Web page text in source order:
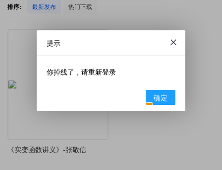
排序: 最新发布 热门下载
《实变函数讲义》-张敬信
提示
你掉线了，请重新登录
确定